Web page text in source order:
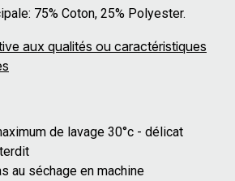
75% Coton, 25% Polyester.
aux qualités ou caractéristiques
de lavage 30°c - délicat
au séchage en machine